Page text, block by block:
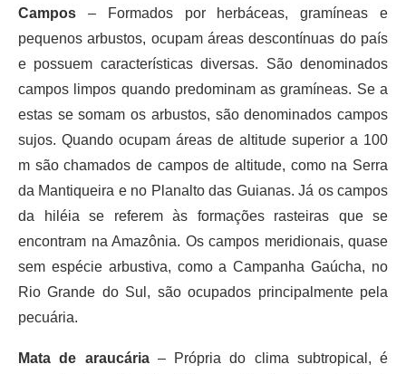
Campos – Formados por herbáceas, gramíneas e
pequenos arbustos, ocupam áreas descontínuas do país
e possuem características diversas. São denominados
campos limpos quando predominam as gramíneas. Se a
estas se somam os arbustos, são denominados campos
sujos. Quando ocupam áreas de altitude superior a 100
m são chamados de campos de altitude, como na Serra
da Mantiqueira e no Planalto das Guianas. Já os campos
da hiléia se referem às formações rasteiras que se
encontram na Amazônia. Os campos meridionais, quase
sem espécie arbustiva, como a Campanha Gaúcha, no
Rio Grande do Sul, são ocupados principalmente pela
pecuária.
Mata de araucária– Própria do clima subtropical, é